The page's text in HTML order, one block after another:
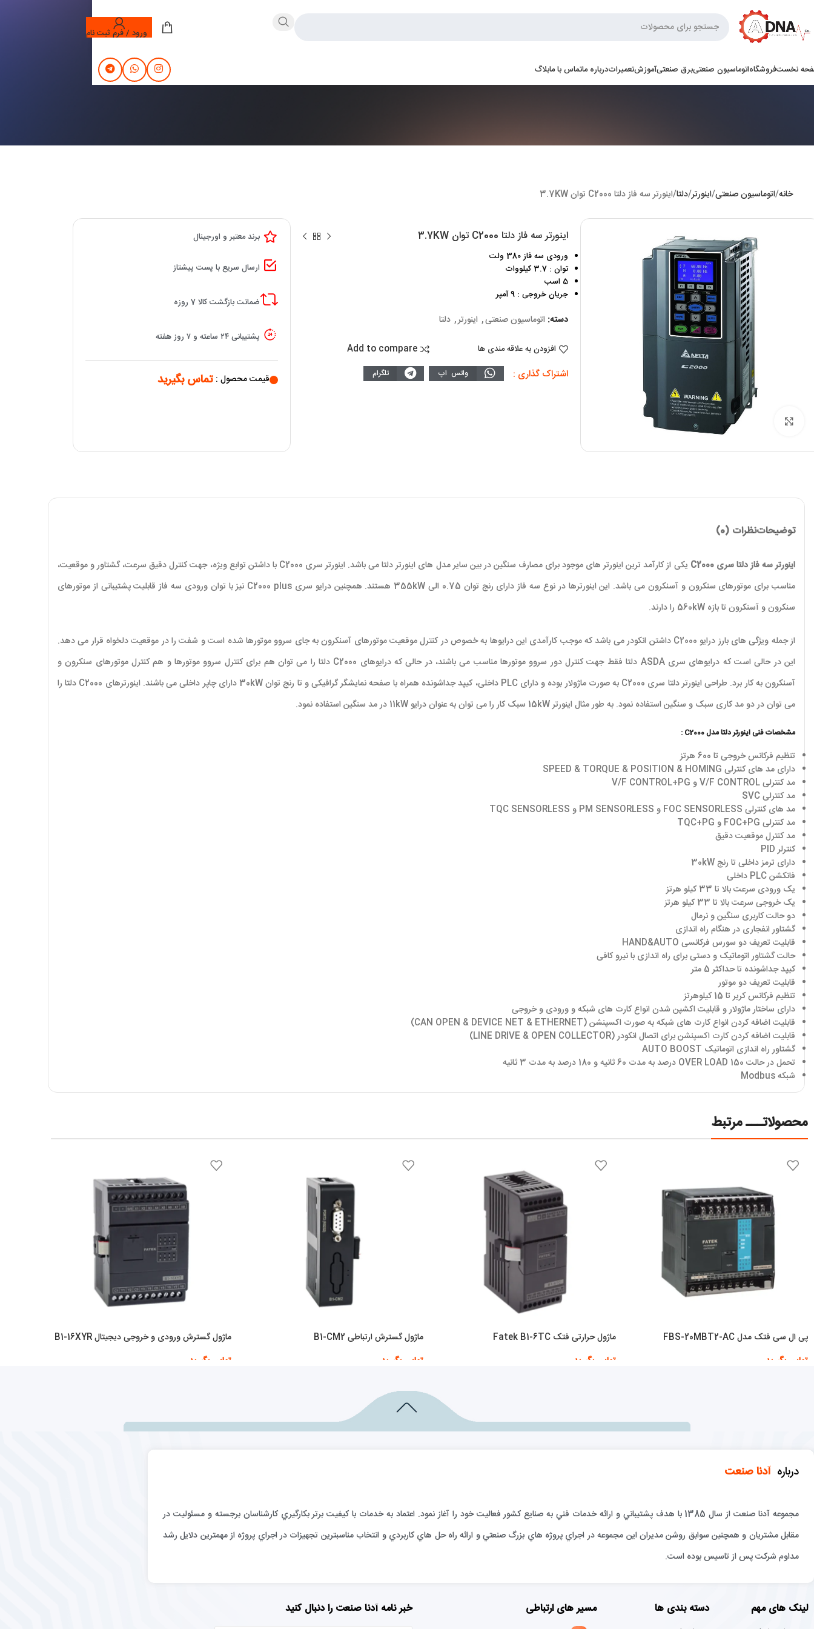
ورود / فرم ثبت نام
نخستفروشگاهاتوماسیون صنعتیبرق صنعتیآموزشتعمیراتدرباره ماتماس با مابلاگ
خانه اتوماسیون صنعتی اینورتر دلتا اینورتر سه فاز دلتا C2000 توان 3.7KW
برای بزرگنمایی کلیک کنید
اینورتر سه فاز دلتا C2000 توان 3.7KW
ورودی سه فاز 380 ولت
توان : 3.7 کیلووات
5 اسب
جریان خروجی : 9 آمپر
دسته: اتوماسیون صنعتی, اینورتر, دلتا
افزودن به علاقه مندی ها Add to compare
اشتراک گذاری : واتس اپ تلگرام
برند معتبر و اورجینال
ارسال سریع با پست پیشتاز
ضمانت بازگشت کالا 7 روزه
پشتیبانی ۲۴ ساعته و ۷ روز هفته
قیمت محصول : تماس بگیرید
توضیحاتنظرات (0)
اینورتر سه فاز دلتا سری C2000
یکی از کارآمد ترین اینورتر های موجود برای مصارف سنگین در بین سایر مدل های اینورتر دلتا می باشد. اینورتر سری C2000 با داشتن توابع ویژه، جهت کنترل دقیق سرعت، گشتاور و موقعیت،
مناسب برای موتورهای سنکرون و آسنکرون می باشد. این اینورترها در نوع سه فاز دارای رنج توان 0.75 الی 355kW هستند. همچنین درایو سری C2000 plus نیز با توان ورودی سه فاز قابلیت پشتیبانی از موتورهای
سنکرون و آسنکرون تا بازه 560kW را دارند.
از جمله ویژگی های بارز درایو C2000 داشتن انکودر می باشد که موجب کارآمدی این درایوها به خصوص در کنترل موقعیت موتورهای آسنکرون به جای سروو موتورها شده است و شفت را در موقعیت دلخواه قرار می دهد.
این در حالی است که درایوهای سری ASDA دلتا فقط جهت کنترل دور سروو موتورها مناسب می باشند، در حالی که درایوهای C2000 دلتا را می توان هم برای کنترل سروو موتورها و هم کنترل موتورهای سنکرون و
آسنکرون به کار برد. طراحی اینورتر دلتا سری C2000 به صورت ماژولار بوده و دارای PLC داخلی، کیپد جداشونده همراه با صفحه نمایشگر گرافیکی و تا رنج توان 30kW دارای چاپر داخلی می باشند. اینورترهای C2000 دلتا را
می توان در دو مد کاری سبک و سنگین استفاده نمود. به طور مثال اینورتر 15kW سبک کار را می توان به عنوان درایو 11kW در مد سنگین استفاده نمود.
مشخصات فنی اینورتر دلتا مدل C2000 :
تنظیم فرکانس خروجی تا 600 هرتز
دارای مد های کنترلی SPEED & TORQUE & POSITION & HOMING
مد کنترلی V/F CONTROL و V/F CONTROL+PG
مد کنترلی SVC
مد های کنترلی FOC SENSORLESS و PM SENSORLESS و TQC SENSORLESS
مد کنترلی FOC+PG و TQC+PG
مد کنترل موقعیت دقیق
کنترلر PID
دارای ترمز داخلی تا رنج 30kW
فانکشن PLC داخلی
یک ورودی سرعت بالا تا 33 کیلو هرتز
یک خروجی سرعت بالا تا 33 کیلو هرتز
دو حالت کاربری سنگین و نرمال
گشتاور انفجاری در هنگام راه اندازی
قابلیت تعریف دو سورس فرکانسی HAND&AUTO
حالت گشتاور اتوماتیک و دستی برای راه اندازی با نیرو کافی
کیپد جداشونده تا حداکثر 5 متر
قابلیت تعریف دو موتور
تنظیم فرکانس کریر تا 15 کیلوهرتز
دارای ساختار ماژولار و قابلیت اکشپن شدن انواع کارت های شبکه و ورودی و خروجی
قابلیت اضافه کردن انواع کارت های شبکه به صورت اکسپنشن (CAN OPEN & DEVICE NET & ETHERNET)
قابلیت اضافه کردن کارت اکسپنشن برای اتصال انکودر (LINE DRIVE & OPEN COLLECTOR)
گشتاور راه اندازی اتوماتیک AUTO BOOST
تحمل در حالت OVER LOAD 150 درصد به مدت 60 ثانیه و 180 درصد به مدت 3 ثانیه
شبکه Modbus
محصولاتـــ مرتبط
پی ال سی فتک مدل FBS-20MBT2-AC
تماس بگیرید
ماژول حرارتی فتک Fatek B1-6TC
تماس بگیرید
ماژول گسترش ارتباطی B1-CM2
تماس بگیرید
ماژول گسترش ورودی و خروجی دیجیتال B1-16XYR
تماس بگیرید
درباره آدنا صنعت
مجموعه آدنا صنعت از سال 1385 با هدف پشتيباني و ارائه خدمات فني به صنايع كشور فعاليت خود را آغاز نمود. اعتماد به خدمات با كيفيت برتر بكارگيري كارشناسان برجسته و مسئوليت در
مقابل مشتريان و همچنين سوابق روشن مديران اين مجموعه در اجراي پروژه هاي بزرگ صنعتي و ارائه راه حل هاي كاربردي و انتخاب مناسبترين تجهيزات در اجراي پروژه از مهمترين دلايل رشد
مداوم شركت پس از تاسيس بوده است.
لینک های مهم دسته بندی ها مسیر های ارتباطی خبر نامه آدنا صنعت را دنبال کنید